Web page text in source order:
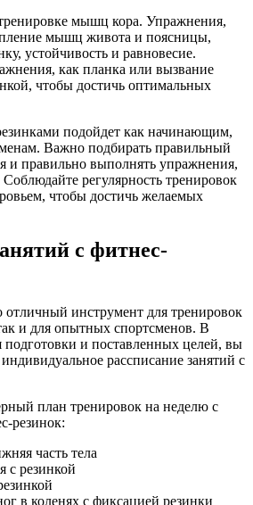
мышц кора. Упражнения,
мышц живота и поясницы,
устойчивость и равновесие.
как планка или вызвание
чтобы достичь оптимальных
подойдет как начинающим,
Важно подбирать правильный
и правильно выполнять упражнения,
регулярность тренировок
чтобы достичь желаемых
с фитнес-
инструмент для тренировок
и для опытных спортсменов. В
подготовки и поставленных целей, вы
рассписание занятий с
план тренировок на неделю с
резинок:
часть тела
с резинкой
в коленях с фиксацией резинки